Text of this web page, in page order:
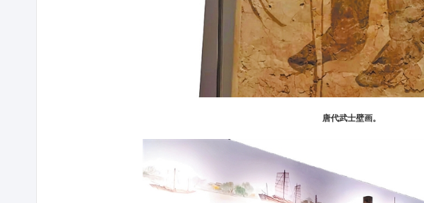
唐代武士壁画。